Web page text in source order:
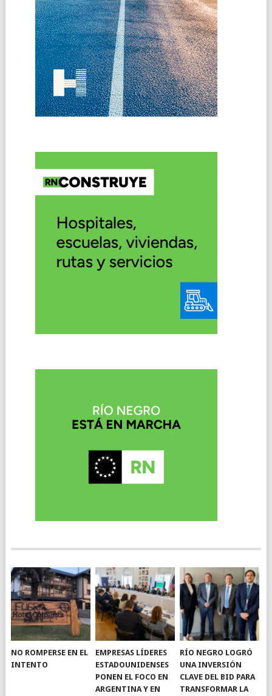
NO ROMPERSE EN EL
INTENTO
EMPRESAS LÍDERES
ESTADOUNIDENSES
PONEN EL FOCO EN
ARGENTINA Y EN
RÍO NEGRO LOGRÓ
UNA INVERSIÓN
CLAVE DEL BID PARA
TRANSFORMAR LA